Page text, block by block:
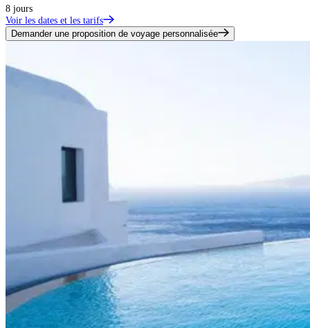
8 jours
Voir les dates et les tarifs
Demander une proposition de voyage personnalisée